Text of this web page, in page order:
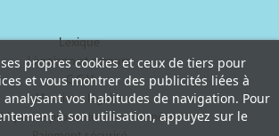
propres cookies et ceux de tiers pour
et vous montrer des publicités liées à
vos habitudes de navigation. Pour
à son utilisation, appuyez sur le
Lexique
Livraison et retours
C.G.V
Mentions légales
de protection des données